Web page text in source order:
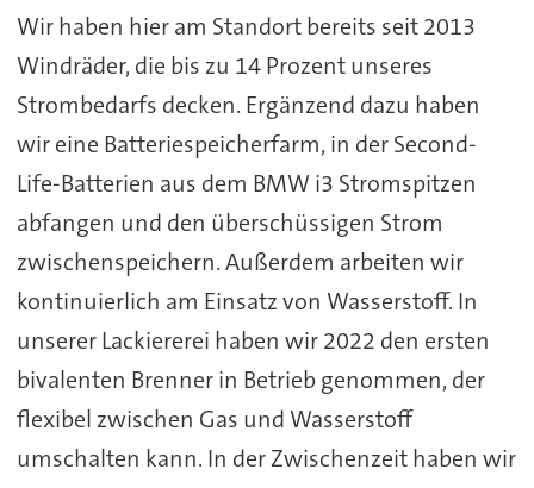
Wir haben hier am Standort bereits seit 2013
Windräder, die bis zu 14 Prozent unseres
Strombedarfs decken. Ergänzend dazu haben
wir eine Batteriespeicherfarm, in der Second-
Life-Batterien aus dem BMW i3 Stromspitzen
abfangen und den überschüssigen Strom
zwischenspeichern. Außerdem arbeiten wir
kontinuierlich am Einsatz von Wasserstoff. In
unserer Lackiererei haben wir 2022 den ersten
bivalenten Brenner in Betrieb genommen, der
flexibel zwischen Gas und Wasserstoff
umschalten kann. In der Zwischenzeit haben wir